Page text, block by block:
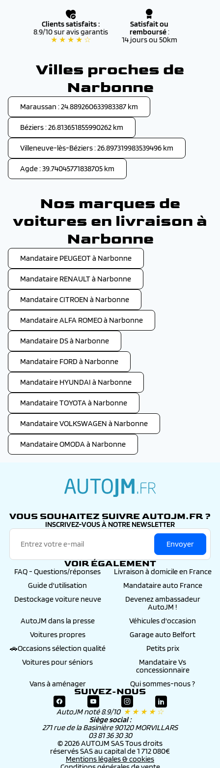
Clients satisfaits :
8.9/10 sur avis garantis
★ ★ ★ ★ ☆
Satisfait ou
remboursé:
14 jours ou 50km
Villes proches de
Narbonne
Maraussan : 24.889260633983387 km
Béziers : 26.813651855990262 km
Villeneuve-lès-Béziers : 26.897319983539496 km
Agde : 39.74045771838705 km
Nos marques de
voitures en livraison à
Narbonne
Mandataire PEUGEOT à Narbonne
Mandataire RENAULT à Narbonne
Mandataire CITROEN à Narbonne
Mandataire ALFA ROMEO à Narbonne
Mandataire DS à Narbonne
Mandataire FORD à Narbonne
Mandataire HYUNDAI à Narbonne
Mandataire TOYOTA à Narbonne
Mandataire VOLKSWAGEN à Narbonne
Mandataire OMODA à Narbonne
VOUS SOUHAITEZ SUIVRE AUTOJM.FR ?
INSCRIVEZ-VOUS À NOTRE NEWSLETTER
Envoyer
VOIR ÉGALEMENT
FAQ - Questions/réponses
Livraison à domicile en France
Guide d'utilisation
Mandataire auto France
Destockage voiture neuve
Devenez ambassadeur
AutoJM !
AutoJM dans la presse
Véhicules d'occasion
Voitures propres
Garage auto Belfort
🚗Occasions sélection qualité
Petits prix
Voitures pour séniors
Mandataire Vs
concessionnaire
Vans à aménager
Qui sommes-nous ?
SUIVEZ-NOUS
AutoJM noté 8.9/10 ★ ★ ★ ★ ☆
Siège social :
271 rue de la Basinière 90120 MORVILLARS
03 81 36 30 30
© 2026 AUTOJM SAS Tous droits
réservés SAS au capital de 1 712 080€
Mentions légales & cookies